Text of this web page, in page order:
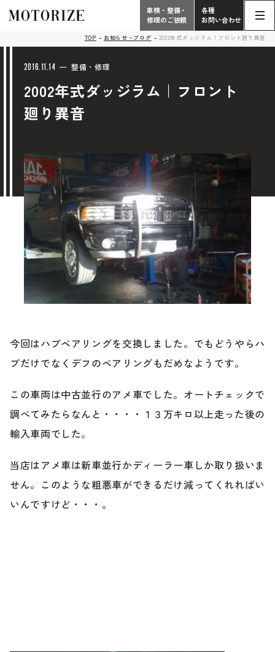
こだわり
中古車販売・在庫車情報
車検・整備・修理のご依頼
中古車探しのご依頼/その他
お問い合わせフォーム
ブランド紹介
ブログ
ケータハム岐阜
プライバシーポリシー
Phone
電話受付時間 10:00 - 18:30（月曜定休）
タップで電話がかかります
お問い合わせ総合
058-247-8001
タップで電話がかかります
Contact Form
24時間受付対応の
中古車探しのご依頼・レンタカーのご相談
Contact
車検・整備・
修理のご依頼
各種
お問い合わせ
TOP お知らせ・ブログ 2002年式ダッジラム｜フロント廻り異音
2016.11.14 整備・修理
2002年式ダッジラム｜フロント
廻り異音
今回はハブベアリングを交換しました。でもどうやらハ
ブだけでなくデフのベアリングもだめなようです。
この車両は中古並行のアメ車でした。オートチェックで
調べてみたらなんと・・・・１３万キロ以上走った後の
輸入車両でした。
当店はアメ車は新車並行かディーラー車しか取り扱いま
せん。このような粗悪車ができるだけ減ってくれればい
いんですけど・・・。